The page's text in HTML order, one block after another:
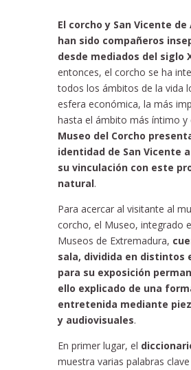
El corcho y San Vicente
han sido compañeros
desde mediados del siglo
entonces, el corcho se ha
todos los ámbitos de la vida
esfera económica, la más
hasta el ámbito más íntimo y
Museo del Corcho
identidad de San Vicente
su vinculación con este
natural.
Para acercar al visitante al
corcho, el Museo, integrado
Museos de Extremadura,
sala, dividida en distintos
para su exposición
ello explicado de una
entretenida mediante
y audiovisuales.
En primer lugar, el
muestra varias palabras